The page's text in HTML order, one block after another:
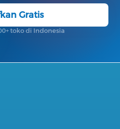
Gratis
toko di Indonesia